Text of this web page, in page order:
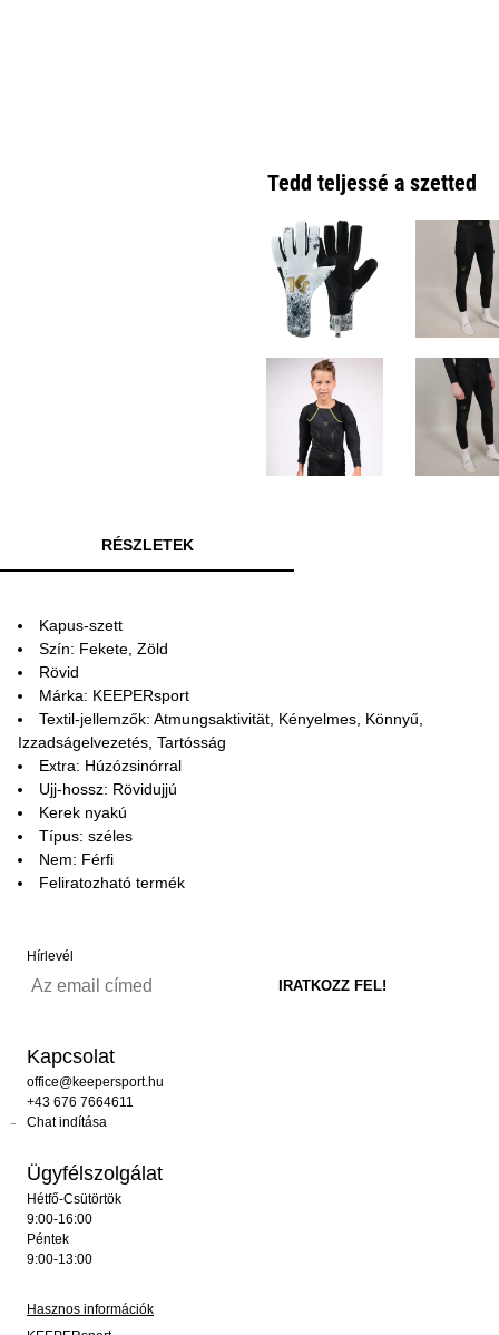
Tedd teljessé a szetted
RÉSZLETEK
Kapus-szett
Szín: Fekete, Zöld
Rövid
Márka: KEEPERsport
Textil-jellemzők: Atmungsaktivität, Kényelmes, Könnyű,
Izzadságelvezetés, Tartósság
Extra: Húzózsinórral
Ujj-hossz: Rövidujjú
Kerek nyakú
Típus: széles
Nem: Férfi
Feliratozható termék
Hírlevél
Kapcsolat
office@keepersport.hu
+43 676 7664611
Chat indítása
Ügyfélszolgálat
Hétfő-Csütörtök
9:00-16:00
Péntek
9:00-13:00
Hasznos információk